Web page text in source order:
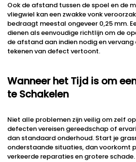
Ook de afstand tussen de spoel en de
vliegwiel kan een zwakke vonk
bedraagt meestal ongeveer 0,25 mm.
dienen als eenvoudige richtlijn om de
de afstand aan indien nodig en
tekenen van defect vertoont.
Wanneer het Tijd is om
te Schakelen
Niet alle problemen zijn veilig om zelf
defecten vereisen gereedschap of
dan standaard onderhoud. Start je
onderstaande situaties, dan voorkomt
verkeerde reparaties en grotere schade.